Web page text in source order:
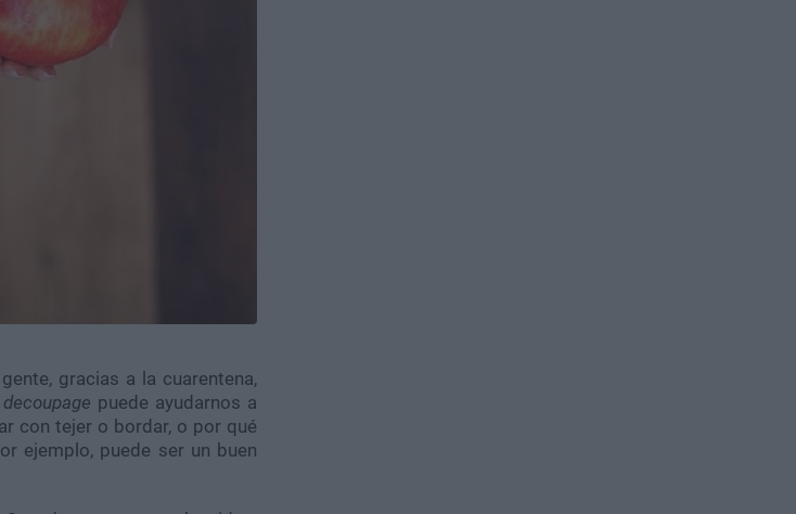
gracias a la cuarentena,
decoupage puede ayudarnos a
con tejer o bordar, o por qué
ejemplo, puede ser un buen